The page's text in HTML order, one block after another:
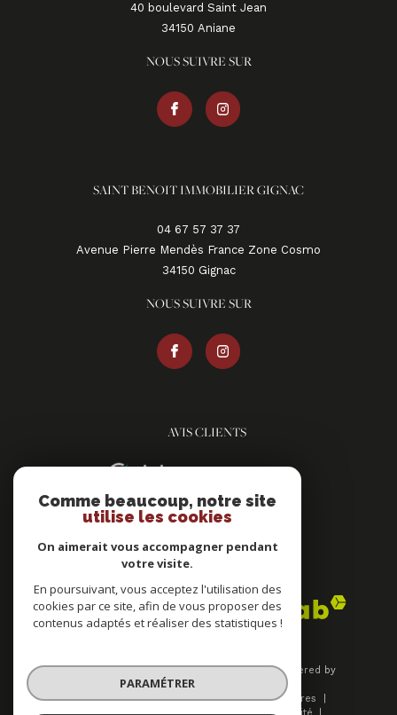
40 boulevard Saint Jean
34150
aniane
NOUS SUIVRE SUR
SAINT BENOIT IMMOBILIER GIGNAC
04 67 57 37 37
Avenue Pierre Mendès France Zone Cosmo
34150
gignac
NOUS SUIVRE SUR
AVIS CLIENTS
ADHÉRENTS
© 2026 | Tous droits réservés | Traduction powered by
Google |
Plan du site
Mentions légales
Nos honoraires
Admin
Nos liens Politique de confidentialité
Comme beaucoup, notre site
utilise les cookies
On aimerait vous accompagner pendant
votre visite.
En poursuivant, vous acceptez l'utilisation des
cookies par ce site, afin de vous proposer des
contenus adaptés et réaliser des statistiques !
PARAMÉTRER